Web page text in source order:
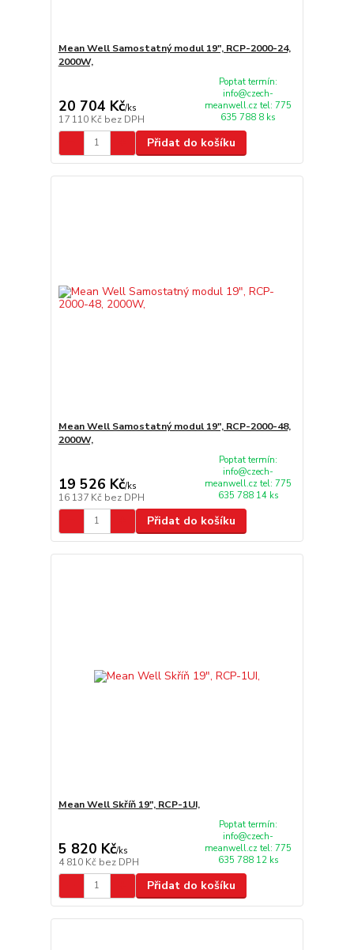
Mean Well Samostatný modul 19", RCP-2000-24,
2000W,
20 704 Kč/ks
17 110 Kč bez DPH
Poptat termín:
info@czech-
meanwell.cz tel: 775
635 788 8 ks
Přidat do košíku
Mean Well Samostatný modul 19", RCP-2000-48,
2000W,
19 526 Kč/ks
16 137 Kč bez DPH
Poptat termín:
info@czech-
meanwell.cz tel: 775
635 788 14 ks
Přidat do košíku
Mean Well Skříň 19", RCP-1UI,
5 820 Kč/ks
4 810 Kč bez DPH
Poptat termín:
info@czech-
meanwell.cz tel: 775
635 788 12 ks
Přidat do košíku